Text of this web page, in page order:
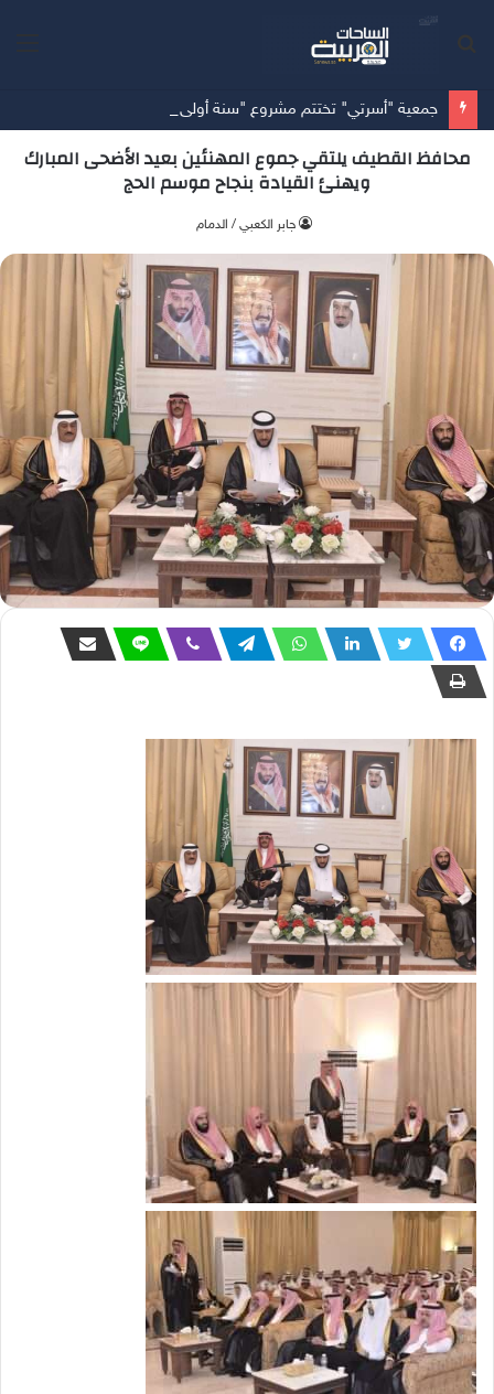
محافظ القطيف يلتقي جموع المهنئين بعيد الأضحى المبارك
ويهنئ القيادة بنجاح موسم الحج
جابر الكعبي / الدمام